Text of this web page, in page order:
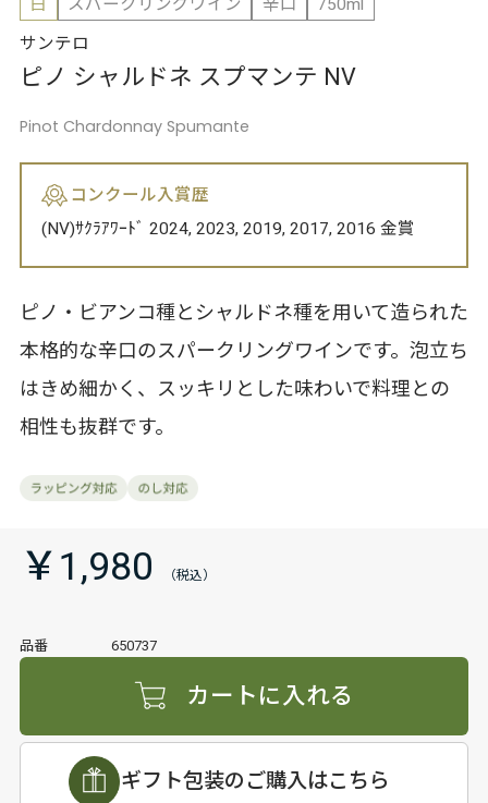
白 スパークリングワイン 辛口
750ml
サンテロ
ピノ シャルドネ スプマンテ NV
Pinot Chardonnay Spumante
コンクール入賞歴
(NV)ｻｸﾗｱﾜｰﾄﾞ 2024, 2023, 2019, 2017, 2016 金賞
ピノ・ビアンコ種とシャルドネ種を用いて造られた
本格的な辛口のスパークリングワインです。泡立ち
はきめ細かく、スッキリとした味わいで料理との
相性も抜群です。
￥1,980
品番 650737
カートに入れる
ギフト包装のご購入はこちら